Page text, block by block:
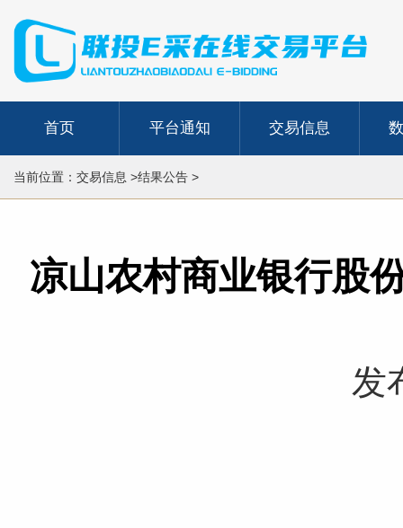
首页 平台通知 交易信息
当前位置：交易信息 >结果公告 >
凉山农村商业银行股
发